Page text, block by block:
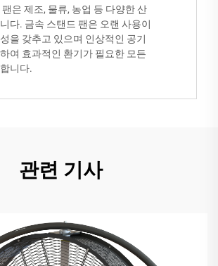
은 제조, 물류, 농업 등 다양한 산
다. 금속 스탠드 팬은 오랜 사용이
을 갖추고 있으며 인상적인 공기
여 효과적인 환기가 필요한 모든
니다.
관련 기사